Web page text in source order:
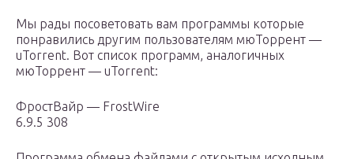
Мы рады посоветовать вам программы которые
понравились другим пользователям мюТоррент —
uTorrent. Вот список программ, аналогичных
мюТоррент — uTorrent:
ФростВайр — FrostWire
6.9.5 308